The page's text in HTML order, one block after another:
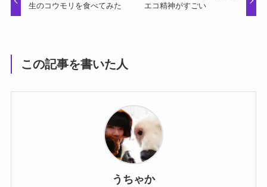
生のコウモリを食べてみた
エコ精神がすごい
この記事を書いた人
うちゃか